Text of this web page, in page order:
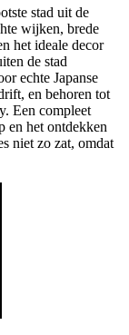
stad uit de
wijken, brede
het ideale decor
de stad
echte Japanse
en behoren tot
Een compleet
en het ontdekken
niet zo zat, omdat